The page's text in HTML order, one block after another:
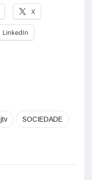
X
LinkedIn
jtv SOCIEDADE